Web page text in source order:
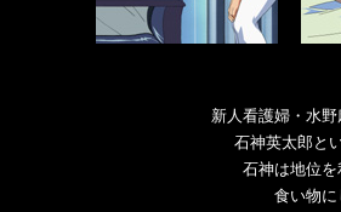
新人看護婦・水
石神英太郎と
石神は地位
食い物